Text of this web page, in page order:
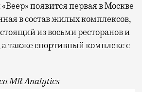
появитсяпервая в Москве
в состав жилых комплексов,
из восьми ресторанов и
также спортивный комплекс с
MR Analytics